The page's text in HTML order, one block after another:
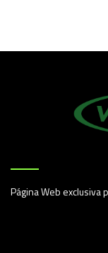
Página Web